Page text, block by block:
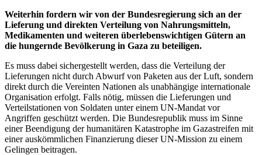
Weiterhin fordern wir von der Bundesregierung sich an der
Lieferung und direkten Verteilung von Nahrungsmitteln,
Medikamenten und weiteren überlebenswichtigen Gütern an
die hungernde Bevölkerung in Gaza zu beteiligen.
Es muss dabei sichergestellt werden, dass die Verteilung der
Lieferungen nicht durch Abwurf von Paketen aus der Luft, sondern
direkt durch die Vereinten Nationen als unabhängige internationale
Organisation erfolgt. Falls nötig, müssen die Lieferungen und
Verteilstationen von Soldaten unter einem UN-Mandat vor
Angriffen geschützt werden. Die Bundesrepublik muss im Sinne
einer Beendigung der humanitären Katastrophe im Gazastreifen mit
einer auskömmlichen Finanzierung dieser UN-Mission zu einem
Gelingen beitragen.